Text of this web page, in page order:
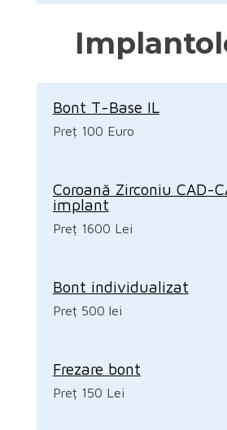
Bont T-Base IL
Preț 100 Euro
Coroană Zirconiu CAD-
implant
Preț 1600 Lei
Bont individualizat
Preț 500 lei
Frezare bont
Preț 150 Lei